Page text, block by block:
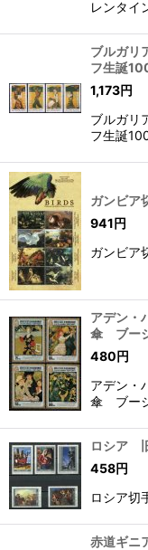
レンタ
ブルガ
フ生誕
1,173円
ブルガ
フ生誕
ガンビ
941円
ガンビ
アデン
傘 ブー
480円
アデン
傘 ブー
ロシア
458円
ロシア
赤道ギ